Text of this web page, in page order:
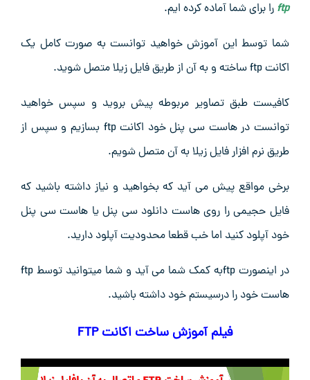
ftp را برای شما آماده کرده ایم.
شما توسط این آموزش خواهید توانست به صورت کامل یک
اکانت ftp ساخته و به آن از طریق فایل زیلا متصل شوید.
کافیست طبق تصاویر مربوطه پیش بروید و سپس خواهید
توانست در هاست سی پنل خود اکانت ftp بسازیم و سپس از
طریق نرم افزار فایل زیلا به آن متصل شویم.
برخی مواقع پیش می آید که بخواهید و نیاز داشته باشید که
فایل حجیمی را روی هاست دانلود سی پنل یا هاست سی پنل
خود آپلود کنید اما خب قطعا محدودیت آپلود دارید.
در اینصورت ftpبه کمک شما می آید و شما میتوانید توسط ftp
هاست خود را درسیستم خود داشته باشید.
فیلم آموزش ساخت اکانت FTP
نمایشگر